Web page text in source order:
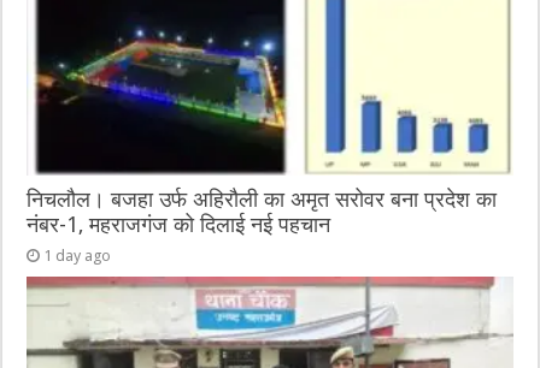
निचलौल। बजहा उर्फ अहिरौली का अमृत सरोवर बना प्रदेश का
नंबर-1, महराजगंज को दिलाई नई पहचान
1 day ago